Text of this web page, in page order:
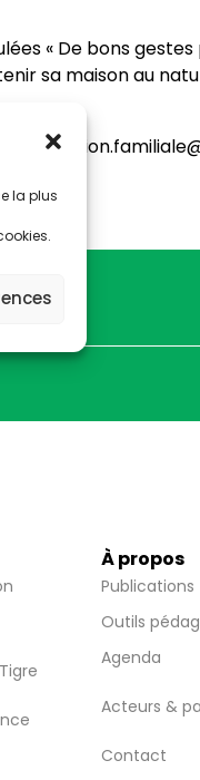
la plus
« De bons
sa maison au
ou
À propos
Publications
Outils
Agenda
Acteurs &
Contact